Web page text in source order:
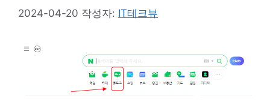
2024-04-20 작성자: IT테크뷰